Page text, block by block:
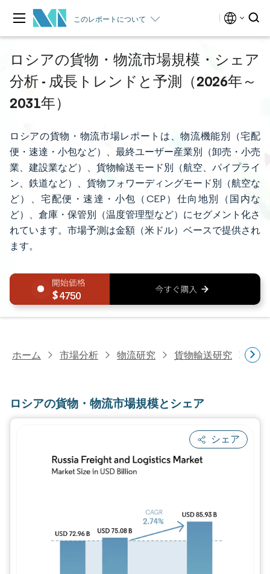
このレポートについて
ロシアの貨物・物流市場規模・シェア
分析 - 成長トレンドと予測（2026年～
2031年）
ロシアの貨物・物流市場レポートは、物流機能別（宅配
便・速達・小包など）、最終ユーザー産業別（卸売・小売
業、建設業など）、貨物輸送モード別（航空、パイプライ
ン、鉄道など）、貨物フォワーディングモード別（航空な
ど）、宅配便・速達・小包（CEP）仕向地別（国内な
ど）、倉庫・保管別（温度管理型など）にセグメント化さ
れています。市場予測は金額（米ドル）ベースで提供され
ます。
4750
ホーム 市場分析 物流研究 貨物輸送研究 ロ
ロシアの貨物・物流市場規模とシェア
シェア